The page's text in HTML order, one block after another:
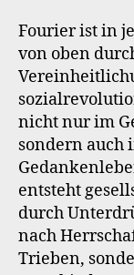
Fourier ist in
von oben
nicht nur im
sondern auch
entsteht
durch
nach
Trieben,